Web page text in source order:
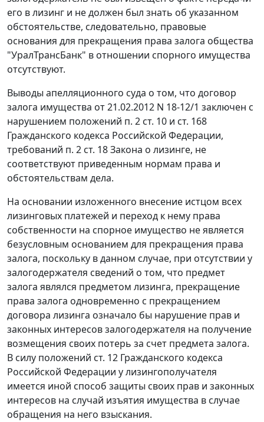
его в лизинг и не должен был знать об указанном
обстоятельстве, следовательно, правовые
основания для прекращения права залога общества
"УралТрансБанк" в отношении спорного имущества
отсутствуют.
Выводы апелляционного суда о том, что договор
залога имущества от 21.02.2012 N 18-12/1 заключен с
нарушением положений п. 2 ст. 10 и ст. 168
Гражданского кодекса Российской Федерации,
требований п. 2 ст. 18 Закона о лизинге, не
соответствуют приведенным нормам права и
обстоятельствам дела.
На основании изложенного внесение истцом всех
лизинговых платежей и переход к нему права
собственности на спорное имущество не является
безусловным основанием для прекращения права
залога, поскольку в данном случае, при отсутствии у
залогодержателя сведений о том, что предмет
залога являлся предметом лизинга, прекращение
права залога одновременно с прекращением
договора лизинга означало бы нарушение прав и
законных интересов залогодержателя на получение
возмещения своих потерь за счет предмета залога.
В силу положений ст. 12 Гражданского кодекса
Российской Федерации у лизингополучателя
имеется иной способ защиты своих прав и законных
интересов на случай изъятия имущества в случае
обращения на него взыскания.